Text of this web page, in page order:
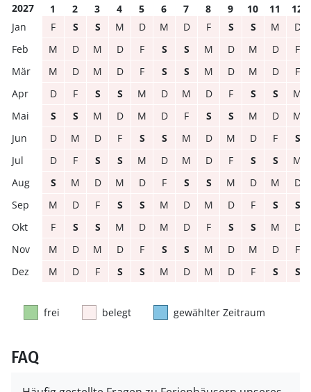
2027 1 2 3 4 5 6 7 8 9 10 11
12
F
S S M D M D F S S M
D
M
D M D F S S M D M D
F
M
D M D F S S M D M D
F
D
F S S M D M D F S S
M
S
S M D M D F S S M D
M
D
M D F S S M D M D F
S
D
F S S M D M D F S S
M
S
M D M D F S S M D M
D
M
D F S S M D M D F S
S
F
S S M D M D F S S M
D
M
D M D F S S M D M D
F
M
D F S S M D M D F S S
frei belegt gewählter Zeitraum
FAQ